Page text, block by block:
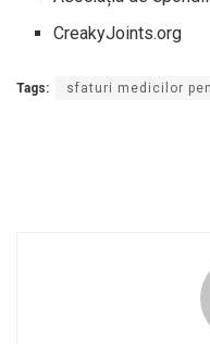
CreakyJoints.org
Tags: sfaturi medicilor